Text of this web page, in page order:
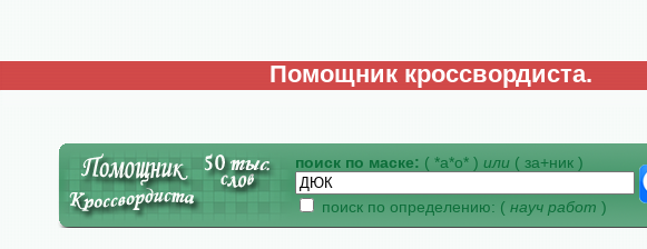
Помощник кроссвордиста.
поиск по маске: ( *а*о* ) или ( за+ник )
поиск по определению: ( науч работ )